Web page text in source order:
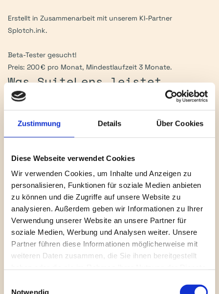
Zustimmung Details Über Cookies
Diese Webseite verwendet Cookies
Wir verwenden Cookies, um Inhalte und Anzeigen zu
personalisieren, Funktionen für soziale Medien anbieten
zu können und die Zugriffe auf unsere Website zu
analysieren. Außerdem geben wir Informationen zu Ihrer
Verwendung unserer Website an unsere Partner für
soziale Medien, Werbung und Analysen weiter. Unsere
Partner führen diese Informationen möglicherweise mit
weiteren Daten zusammen, die Sie ihnen bereitgestellt
Notwendig
Erstellt in Zusammenarbeit mit unserem KI-Partner
Splotch.ink.
Beta-Tester gesucht!
Preis: 200 € pro Monat, Mindestlaufzeit 3 Monate.
Was SuiteLens leistet
SuiteLens erkennt Workflows, Abhängigkeiten und
Strukturen in Ihrem gesamten NetSuite-Account
automatisch auf und erzeugt detaillierte
Anfang bis Ende ablaufen.
Die Prozessdokumentation bleibt lebendig und aktuell:
Textbasierte Beschreibungen passen sich automatisch an
Änderungen in Konfigurationen und Anpassungen an –
statt auf starre Diagramme oder mündlich überliefertes
Wissen zu setzen.
Es schafft vollständige Transparenz im Account, indem es
Verknüpfungen durch